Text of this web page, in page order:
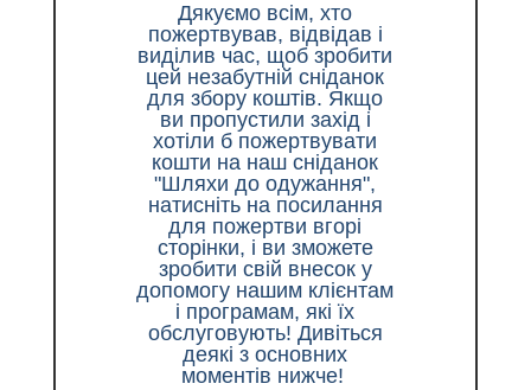
Дякуємо всім, хто
пожертвував, відвідав і
виділив час, щоб зробити
цей незабутній сніданок
для збору коштів. Якщо
ви пропустили захід і
хотіли б пожертвувати
кошти на наш сніданок
"Шляхи до одужання",
натисніть на посилання
для пожертви вгорі
сторінки, і ви зможете
зробити свій внесок у
допомогу нашим клієнтам
і програмам, які їх
обслуговують! Дивіться
деякі з основних
моментів нижче!